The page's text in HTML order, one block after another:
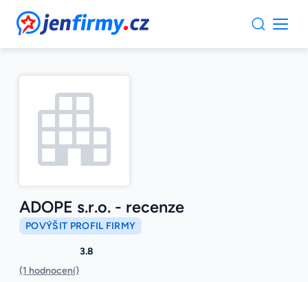
JenFirmy.cz
ADOPE s.r.o. - recenze
POVÝŠIT PROFIL FIRMY
3.8
(1 hodnocení)